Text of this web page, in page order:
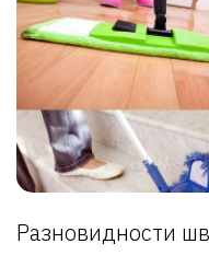
Разновидности